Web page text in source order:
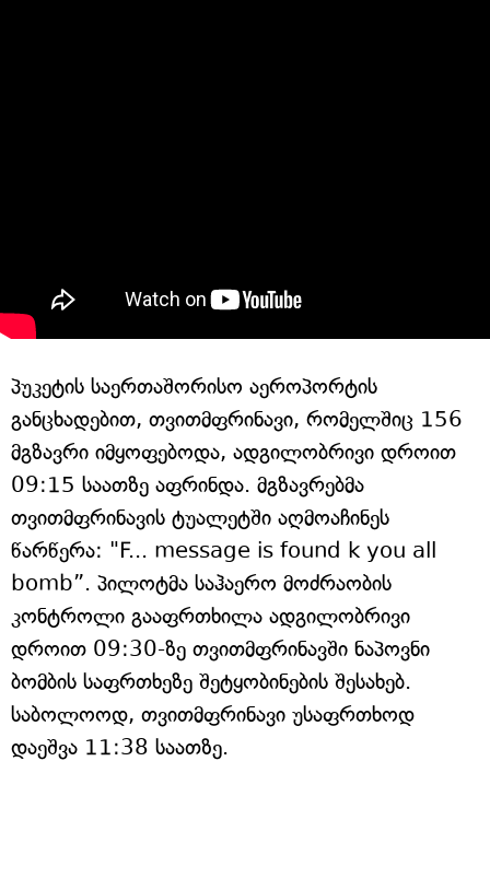
პუკეტის საერთაშორისო აეროპორტის
განცხადებით, თვითმფრინავი, რომელშიც 156
მგზავრი იმყოფებოდა, ადგილობრივი დროით
09:15 საათზე აფრინდა. მგზავრებმა
თვითმფრინავის ტუალეტში აღმოაჩინეს
წარწერა: "F... message is found k you all
bomb”. პილოტმა საჰაერო მოძრაობის
კონტროლი გააფრთხილა ადგილობრივი
დროით 09:30-ზე თვითმფრინავში ნაპოვნი
ბომბის საფრთხეზე შეტყობინების შესახებ.
საბოლოოდ, თვითმფრინავი უსაფრთხოდ
დაეშვა 11:38 საათზე.